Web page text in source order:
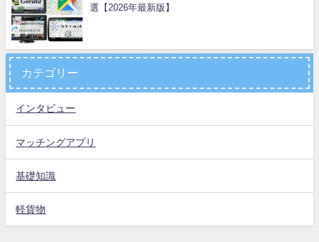
選【2026年最新版】
カテゴリー
インタビュー
マッチングアプリ
基礎知識
軽貨物